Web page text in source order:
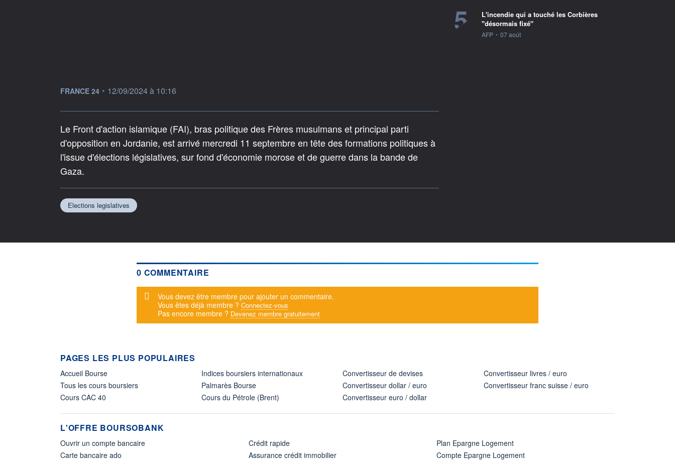
information fournie par
FRANCE 24 • 12/09/2024 à 10:16
Le Front d'action islamique (FAI), bras politique des Frères musulmans et principal parti
d'opposition en Jordanie, est arrivé mercredi 11 septembre en tête des formations politiques à
l'issue d'élections législatives, sur fond d'économie morose et de guerre dans la bande de
Gaza.
Elections legislatives
5
L'incendie qui a touché les Corbières
"désormais fixé"
information fournie par
AFP • 07 août
0 COMMENTAIRE
Message d'alerte
Vous devez être membre pour ajouter un commentaire.
Vous êtes déjà membre ? Connectez-vous
Pas encore membre ? Devenez membre gratuitement
PAGES LES PLUS POPULAIRES
Accueil Bourse
Tous les cours boursiers
Cours CAC 40
Indices boursiers internationaux
Palmarès Bourse
Cours du Pétrole (Brent)
Convertisseur de devises
Convertisseur dollar / euro
Convertisseur euro / dollar
Convertisseur livres / euro
Convertisseur franc suisse / euro
L'OFFRE BOURSOBANK
Ouvrir un compte bancaire
Carte bancaire ado
Crédit rapide
Assurance crédit immobilier
Plan Epargne Logement
Compte Epargne Logement